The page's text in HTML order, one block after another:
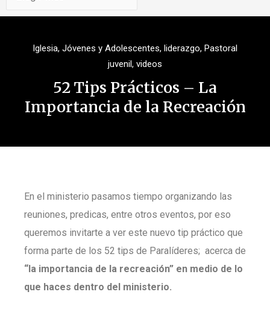
Iglesia, Jóvenes y Adolescentes, liderazgo, Pastoral
juvenil, videos
52 Tips Prácticos – La
Importancia de la Recreación
En el ministerio pasamos tiempo organizando las
reuniones, predicas, entre otros eventos, por eso
queremos invitarte a ver este nuevo tip práctico que
forma parte de los 52 tips de Paralíderes; acerca de
“la importancia de la recreación” en medio de lo
que haces dentro del ministerio.